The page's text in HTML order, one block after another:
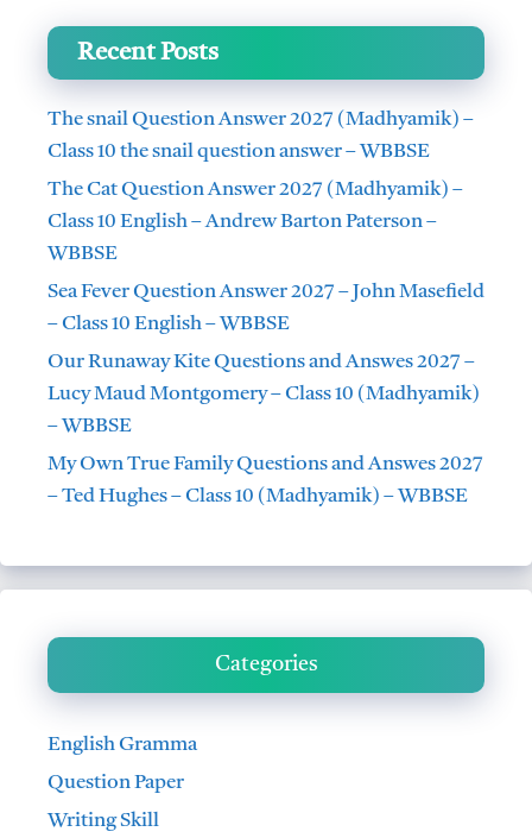
Recent Posts
The snail Question Answer 2027 (Madhyamik) –
Class 10 the snail question answer – WBBSE
The Cat Question Answer 2027 (Madhyamik) –
Class 10 English – Andrew Barton Paterson –
WBBSE
Sea Fever Question Answer 2027 – John Masefield
– Class 10 English – WBBSE
Our Runaway Kite Questions and Answes 2027 –
Lucy Maud Montgomery – Class 10 (Madhyamik)
– WBBSE
My Own True Family Questions and Answes 2027
– Ted Hughes – Class 10 (Madhyamik) – WBBSE
Categories
English Gramma
Question Paper
Writing Skill